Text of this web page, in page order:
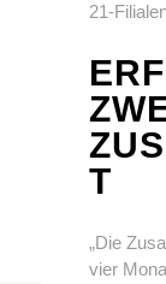
21-
T
„Die
vier